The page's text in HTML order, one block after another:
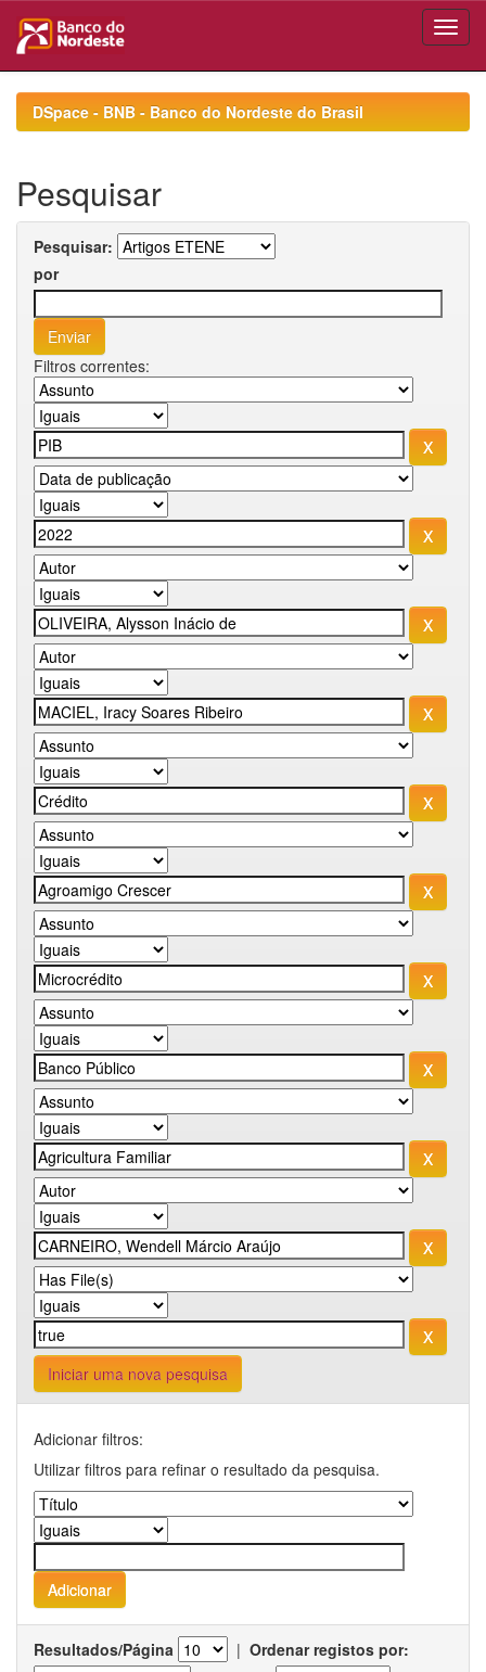
navigationDSpace - BNB - Banco do Nordeste do Brasil
Pesquisar
Pesquisar:
por
Filtros correntes:
Iniciar uma nova pesquisa
Adicionar filtros:
Utilizar filtros para refinar o resultado da pesquisa.
Resultados/Página | Ordenar registos por: